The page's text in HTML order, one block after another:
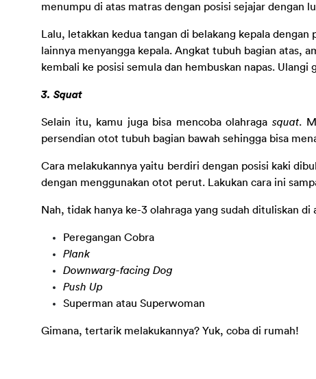
menumpu di atas matras dengan posisi sejajar dengan
Lalu, letakkan kedua tangan di belakang kepala
lainnya menyangga kepala. Angkat tubuh bagian atas,
kembali ke posisi semula dan hembuskan napas. Ulangi
3. Squat
Selain itu, kamu juga bisa mencoba olahraga squat.
persendian otot tubuh bagian bawah sehingga bisa
Cara melakukannya yaitu berdiri dengan posisi kaki
dengan menggunakan otot perut. Lakukan cara ini
Nah, tidak hanya ke-3 olahraga yang sudah dituliskan
Peregangan Cobra
Plank
Downwarg-facing Dog
Push Up
Superman atau Superwoman
Gimana, tertarik melakukannya? Yuk, coba di rumah!